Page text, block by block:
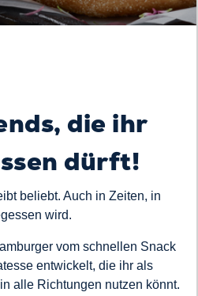
die ihr
dürft!
beliebt. Auch in Zeiten, in
wird.
vom schnellen Snack
entwickelt, die ihr als
alle Richtungen nutzen könnt.